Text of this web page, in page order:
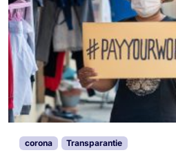
corona Transparantie